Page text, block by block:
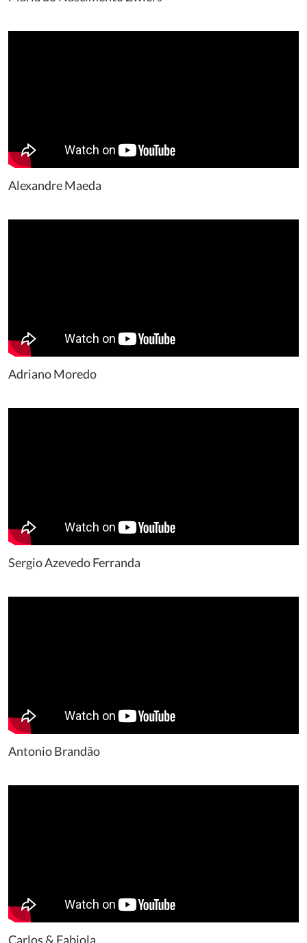
Alexandre Maeda
Adriano Moredo
Sergio Azevedo Ferranda
Antonio Brandão
Carlos & Fabiola